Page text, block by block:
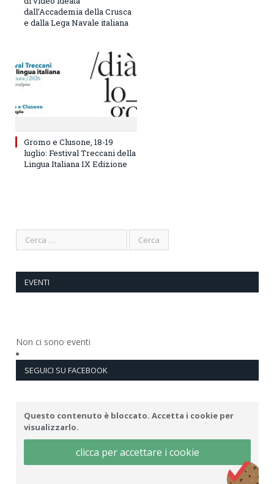
dall’Accademia della Crusca
e dalla Lega Navale italiana
Gromo e Clusone, 18-19
luglio: Festival Treccani della
Lingua Italiana IX Edizione
EVENTI
Non ci sono eventi
SEGUICI SU FACEBOOK
Questo contenuto è bloccato. Accetta i cookie per
visualizzarlo.
clicca per accettare i cookie